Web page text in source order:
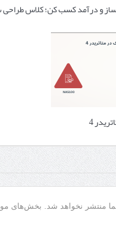
و درآمد کسب کن؛ کلاس طراحی
4
منتشر نخواهد شد. بخش‌های